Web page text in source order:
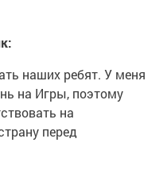
наших ребят. У меня
на Игры, поэтому
на
перед